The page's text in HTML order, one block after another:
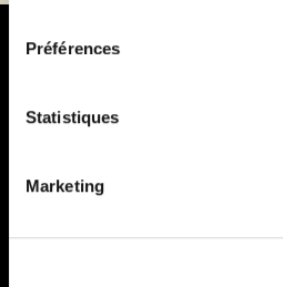
consentement
Préférences
Statistiques
Marketing